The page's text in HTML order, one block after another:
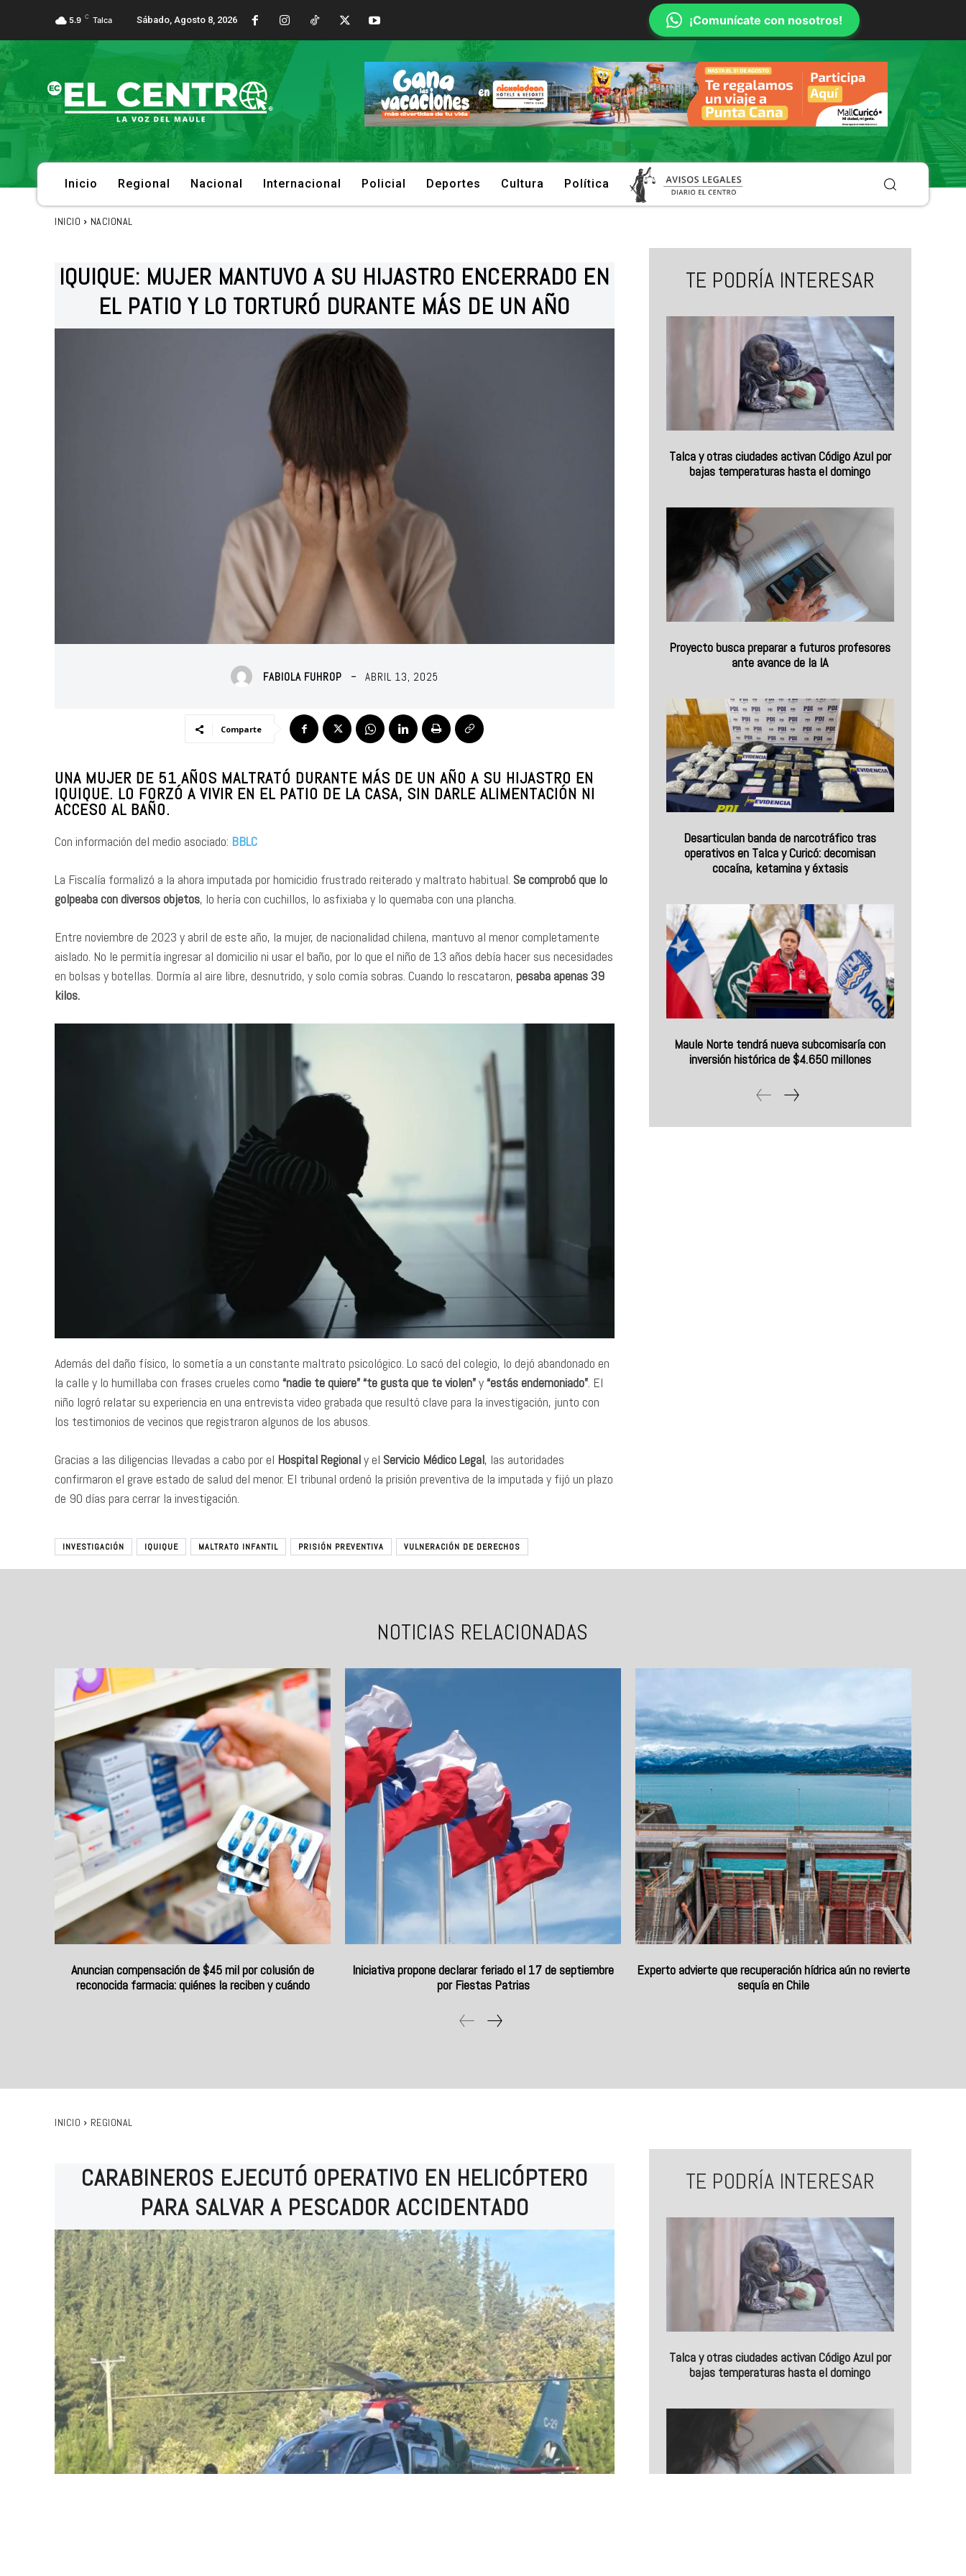
5.9 C Talca Sábado, Agosto 8, 2026 ¡Comunícate con nosotros!
Inicio Regional Nacional Internacional Policial Deportes Cultura Política
INICIO NACIONAL
IQUIQUE: MUJER MANTUVO A SU HIJASTRO ENCERRADO EN
EL PATIO Y LO TORTURÓ DURANTE MÁS DE UN AÑO
FABIOLA FUHROP ABRIL 13, 2025
Comparte
UNA MUJER DE 51 AÑOS MALTRATÓ DURANTE MÁS DE UN AÑO A SU HIJASTRO EN
IQUIQUE. LO FORZÓ A VIVIR EN EL PATIO DE LA CASA, SIN DARLE ALIMENTACIÓN NI
ACCESO AL BAÑO.
Con información del medio asociado: BBLC
La Fiscalía formalizó a la ahora imputada por homicidio frustrado reiterado y maltrato habitual. Se comprobó que lo
golpeaba con diversos objetos, lo hería con cuchillos, lo asfixiaba y lo quemaba con una plancha.
Entre noviembre de 2023 y abril de este año, la mujer, de nacionalidad chilena, mantuvo al menor completamente
aislado. No le permitía ingresar al domicilio ni usar el baño, por lo que el niño de 13 años debía hacer sus necesidades
en bolsas y botellas. Dormía al aire libre, desnutrido, y solo comía sobras. Cuando lo rescataron, pesaba apenas 39
kilos.
Además del daño físico, lo sometía a un constante maltrato psicológico. Lo sacó del colegio, lo dejó abandonado en
la calle y lo humillaba con frases crueles como “nadie te quiere” “te gusta que te violen”y“estás endemoniado”. El
niño logró relatar su experiencia en una entrevista video grabada que resultó clave para la investigación, junto con
los testimonios de vecinos que registraron algunos de los abusos.
Gracias a las diligencias llevadas a cabo por el Hospital Regionaly el Servicio Médico Legal, las autoridades
confirmaron el grave estado de salud del menor. El tribunal ordenó la prisión preventiva de la imputada y fijó un plazo
de 90 días para cerrar la investigación.
INVESTIGACIÓN IQUIQUE MALTRATO INFANTIL PRISIÓN PREVENTIVA VULNERACIÓN DE DERECHOS
TE PODRÍA INTERESAR
Talca y otras ciudades activan Código Azul por
bajas temperaturas hasta el domingo
Proyecto busca preparar a futuros profesores
ante avance de la IA
Desarticulan banda de narcotráfico tras
operativos en Talca y Curicó: decomisan
cocaína, ketamina y éxtasis
Maule Norte tendrá nueva subcomisaría con
inversión histórica de $4.650 millones
NOTICIAS RELACIONADAS
Anuncian compensación de $45 mil por colusión de
reconocida farmacia: quiénes la reciben y cuándo
Iniciativa propone declarar feriado el 17 de septiembre
por Fiestas Patrias
Experto advierte que recuperación hídrica aún no revierte
sequía en Chile